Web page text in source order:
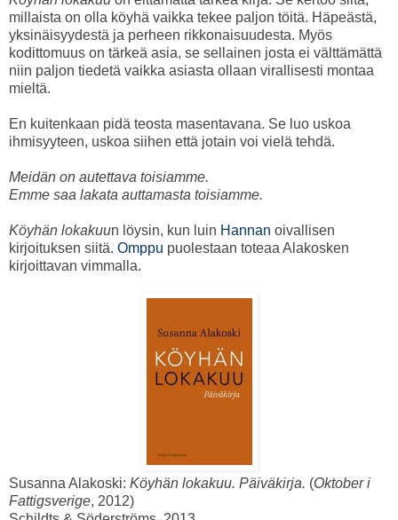
millaista on olla köyhä vaikka tekee paljon töitä. Häpeästä,
yksinäisyydestä ja perheen rikkonaisuudesta. Myös
kodittomuus on tärkeä asia, se sellainen josta ei välttämättä
niin paljon tiedetä vaikka asiasta ollaan virallisesti montaa
mieltä.
En kuitenkaan pidä teosta masentavana. Se luo uskoa
ihmisyyteen, uskoa siihen että jotain voi vielä tehdä.
Meidän on autettava toisiamme.
Emme saa lakata auttamasta toisiamme.
Köyhän lokakuun löysin, kun luin Hannan oivallisen
kirjoituksen siitä. Omppu puolestaan toteaa Alakosken
kirjoittavan vimmalla.
Susanna Alakoski: Köyhän lokakuu. Päiväkirja. (Oktober i
Fattigsverige, 2012)